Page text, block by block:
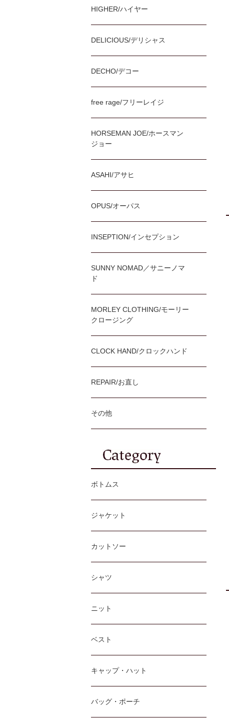
HIGHER/ハイヤー
DELICIOUS/デリシャス
DECHO/デコー
free rage/フリーレイジ
HORSEMAN JOE/ホースマン
ジョー
ASAHI/アサヒ
OPUS/オーパス
INSEPTION/インセプション
SUNNY NOMAD／サニーノマ
ド
MORLEY CLOTHING/モーリー
クロージング
CLOCK HAND/クロックハンド
REPAIR/お直し
その他
ボトムス
ジャケット
カットソー
シャツ
ニット
ベスト
キャップ・ハット
バッグ・ポーチ